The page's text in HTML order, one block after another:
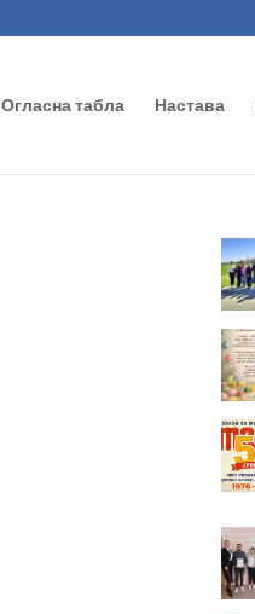
Огласна табла Настава